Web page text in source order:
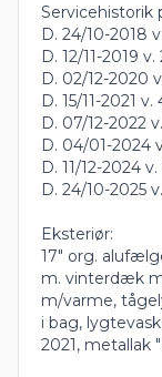
Servicehistorik
D. 24/10-2018
D. 12/11-2019
D. 02/12-2020
D. 15/11-2021
D. 07/12-2022
D. 04/01-2024
D. 11/12-2024
D. 24/10-2025
Eksteriør:
17" org.
m. vinterdæk
m/varme,
i bag,
2021, metallak